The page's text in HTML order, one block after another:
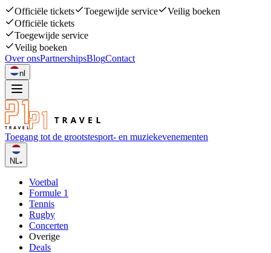
Officiële tickets Toegewijde service
Veilig boeken
Officiële tickets
Toegewijde service
Veilig boeken
Over onsPartnershipsBlogContact
nl
Toegang tot de grootstesport- en muziekevenementen
NL
Voetbal
Formule 1
Tennis
Rugby
Concerten
Overige
Deals